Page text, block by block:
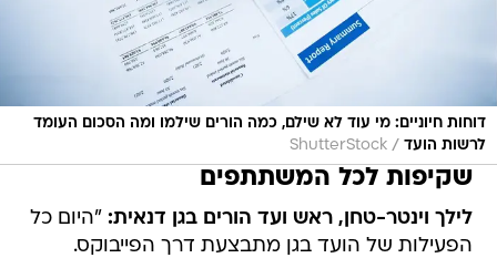
דוחות חיוניים: מי עוד לא שילם, כמה הורים שילמו ומה הסכום העומד
לרשות הועד /
ShutterStock
שקיפות לכל המשתתפים
לילך וינטר-טחן, ראש ועד הורים בגן דנאית: "היום כל
הפעילות של הועד בגן מתבצעת דרך הפייבוקס.